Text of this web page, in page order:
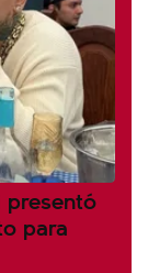
presentó
para